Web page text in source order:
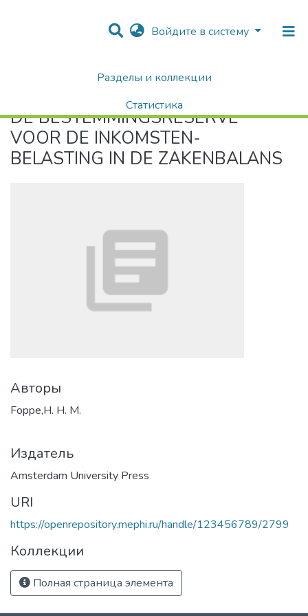
Войдите в систему
Разделы и коллекции
Статистика
Поиск
DE BESTEMMINGSRESERVE VOOR DE INKOMSTEN­ BELASTING IN DE ZAKENBALANS
DE BESTEMMINGSRESERVE
VOOR DE INKOMSTEN­
BELASTING IN DE ZAKENBALANS
Авторы
Foppe,H. H. M.
Издатель
Amsterdam University Press
URI
https://openrepository.mephi.ru/handle/123456789/2799
Коллекции
Полная страница элемента